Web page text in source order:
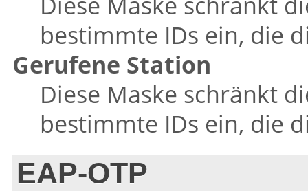
bestimmte IDs ein, die
Gerufene Station
Diese Maske schränkt
bestimmte IDs ein, die
EAP-OTP